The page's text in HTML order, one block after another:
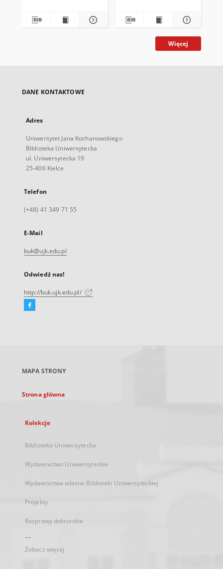
Więcej
DANE KONTAKTOWE
Adres
Uniwersytet Jana Kochanowskiego
Biblioteka Uniwersytecka
ul. Uniwersytecka 19
25-406 Kielce
Telefon
(+48) 41 349 71 55
E-Mail
buk@ujk.edu.pl
Odwiedź nas!
http://buk.ujk.edu.pl/
Facebook
karcie
MAPA STRONY
Strona główna
Kolekcje
Biblioteka Uniwersytecka
Wydawnictwo Uniwersyteckie
Wydawnictwa własne Biblioteki Uniwersyteckiej
Projekty
Rozprawy doktorskie
...
Zobacz więcej